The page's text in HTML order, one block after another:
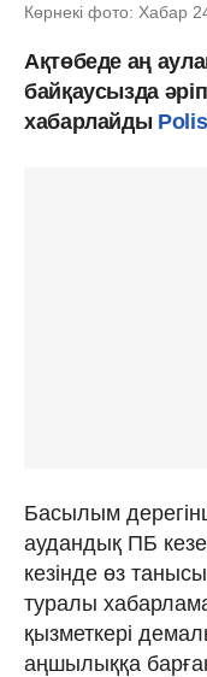
Көрнекі фото: Хабар
Ақтөбеде аң
байқаусызда
хабарлайды
Басылым
аудандық ПБ
кезінде өз
туралы
қызметкері
аңшылыққа